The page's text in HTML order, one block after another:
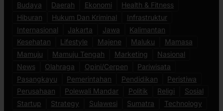
Budaya
Daerah Ekonomi
Health & Fitness
Hiburan
Hukum Dan Kriminal
Infrastruktur
Internasional
Jakarta Jawa
Kalimantan
Kesehatan
Lifestyle Majene Maluku
Mamasa
Mamuju
Mamuju Tengah Marketing
Nasional
News
Olahraga Opini/Cerpen
Pariwisata
Pasangkayu
Pemerintahan Pendidikan
Peristiwa
Perusahaan
Polewali Mandar Politik Religi
Sosial
Startup
Strategy Sulawesi Sumatra Technology